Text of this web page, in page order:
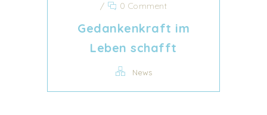
/
0 Comment
Gedankenkraft im
Leben schafft
News